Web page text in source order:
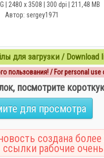
| 2480 x 3508 | 300 dpi | 211,48 MB
Автор: sergey1971
для загрузки / Download
пользования! / For personal use
посмотрите
для просмотра
создана более
рабочие